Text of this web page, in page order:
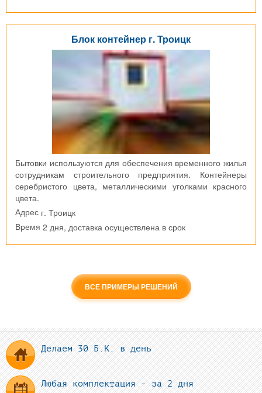
Блок контейнер г. Троицк
Бытовки используются для обеспечения временного жилья
сотрудникам строительного предприятия. Контейнеры
серебристого цвета, металлическими уголками красного
цвета.
Адрес г. Троицк
Время 2 дня, доставка осуществлена в срок
ВСЕ ПРИМЕРЫ РЕШЕНИЙ
Делаем 30 Б.К. в день
Любая комплектация - за 2 дня